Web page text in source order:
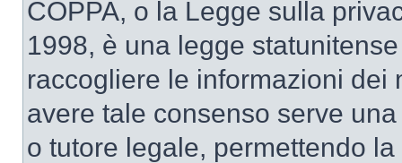
COPPA, o la Legge sulla
1998, è una legge
raccogliere le informazioni dei
avere tale consenso serve
o tutore legale, permettendo